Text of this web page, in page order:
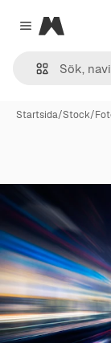
Close menu
Magnific
Startsida/Stock/